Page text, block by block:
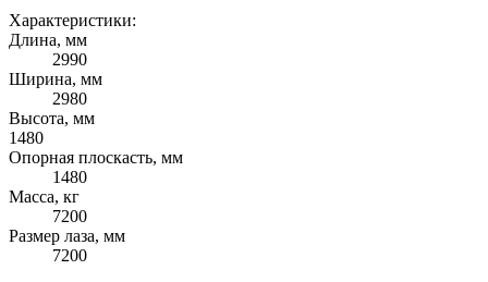
Характеристики:
Длина, мм
2990
Ширина, мм
2980
Высота, мм
1480
Опорная плоскасть, мм
1480
Масса, кг
7200
Размер лаза, мм
7200